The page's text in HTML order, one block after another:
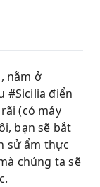
nằm ở
#Sicilia điển
(có máy
bạn sẽ bắt
sử ẩm thực
chúng ta sẽ